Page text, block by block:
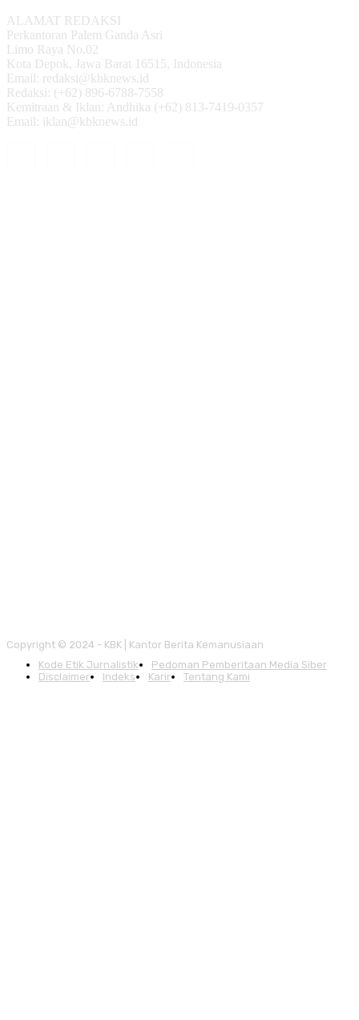
ALAMAT REDAKSI
Perkantoran Palem Ganda Asri
Limo Raya No.02
Kota Depok, Jawa Barat 16515, Indonesia
Email: redaksi@kbknews.id
Redaksi: (+62) 896-6788-7558
Kemitraan & Iklan: Andhika (+62) 813-7419-0357
Email: iklan@kbknews.id
Copyright © 2024 - KBK | Kantor Berita Kemanusiaan
Kode Etik Jurnalistik
Pedoman Pemberitaan Media Siber
Disclaimer
Indeks Karir Tentang Kami